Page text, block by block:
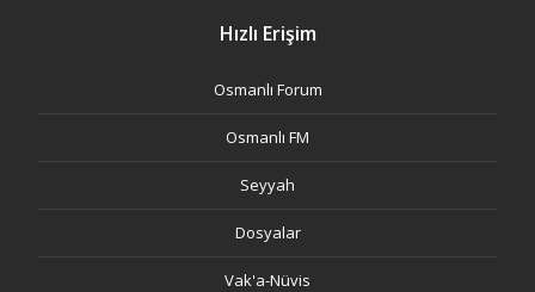
Hızlı Erişim
Osmanlı Forum
Osmanlı FM
Seyyah
Dosyalar
Vak'a-Nüvis